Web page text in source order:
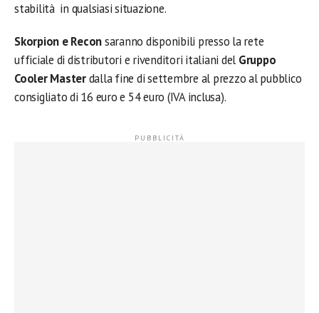
stabilità in qualsiasi situazione.
Skorpion e Reconsaranno disponibili presso la rete
ufficiale di distributori e rivenditori italiani del Gruppo
Cooler Masterdalla fine di settembre al prezzo al pubblico
consigliato di 16 euro e 54 euro (IVA inclusa).